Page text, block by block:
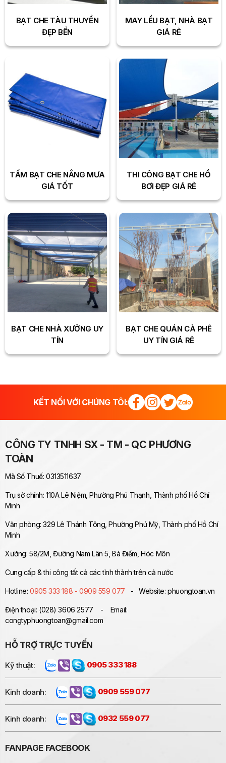
BẠT CHE TÀU THUYỀN
ĐẸP BỀN
MAY LỀU BẠT, NHÀ BẠT
GIÁ RẺ
TẤM BẠT CHE NẮNG MƯA
GIÁ TỐT
THI CÔNG BẠT CHE HỒ
BƠI ĐẸP GIÁ RẺ
BẠT CHE NHÀ XƯỞNG UY
TÍN
BẠT CHE QUÁN CÀ PHÊ
UY TÍN GIÁ RẺ
KẾT NỐI VỚI CHÚNG TÔI:
CÔNG TY TNHH SX - TM - QC PHƯƠNG
TOÀN
Mã Số Thuế: 0313511637
Trụ sở chính: 110A Lê Niệm, Phường Phú Thạnh, Thành phố Hồ Chí
Minh
Văn phòng: 329 Lê Thánh Tông, Phường Phú Mỹ, Thành phố Hồ Chí
Minh
Xưởng: 58/2M, Đường Nam Lân 5, Bà Điểm, Hóc Môn
Cung cấp & thi công tất cả các tỉnh thành trên cả nước
Hotline:0905 333 188 - 0909 559 077 - Website: phuongtoan.vn
Điện thoại: (028) 3606 2577 - Email:
congtyphuongtoan@gmail.com
HỖ TRỢ TRỰC TUYẾN
Kỹ thuật: 0905 333 188
Kinh doanh: 0909 559 077
Kinh doanh: 0932 559 077
FANPAGE FACEBOOK